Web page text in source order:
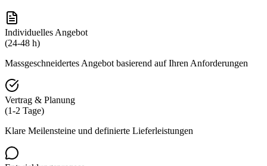
Individuelles Angebot
(24-48 h)
Massgeschneidertes Angebot basierend auf Ihren Anforderungen
Vertrag & Planung
(1-2 Tage)
Klare Meilensteine und definierte Lieferleistungen